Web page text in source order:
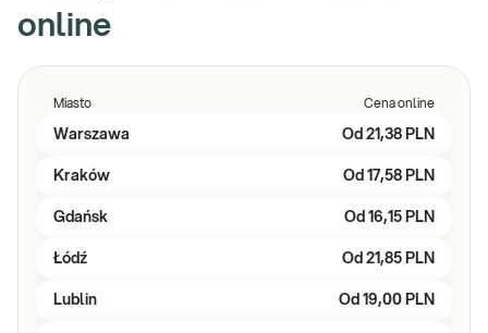
online
Miasto Cena online
Warszawa Od 21,38 PLN
Kraków Od 17,58 PLN
Gdańsk Od 16,15 PLN
Łódź Od 21,85 PLN
Lublin Od 19,00 PLN